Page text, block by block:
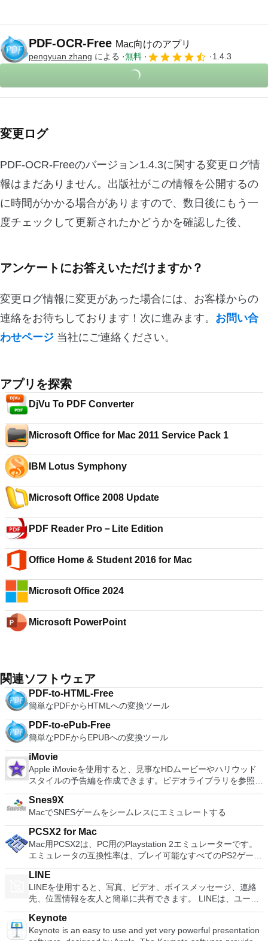
PDF-OCR-Free Mac向けのアプリ
pengyuan zhang による 無料 1.4.3
変更ログ
PDF-OCR-Freeのバージョン1.4.3に関する変更ログ情
報はまだありません。出版社がこの情報を公開するの
に時間がかかる場合がありますので、数日後にもう一
度チェックして更新されたかどうかを確認した後、
アンケートにお答えいただけますか？
変更ログ情報に変更があった場合には、お客様からの
連絡をお待ちしております！次に進みます。 お問い合
わせページ 当社にご連絡ください。
アプリを探索
DjVu To PDF Converter
Microsoft Office for Mac 2011 Service Pack 1
IBM Lotus Symphony
Microsoft Office 2008 Update
PDF Reader Pro－Lite Edition
Office Home & Student 2016 for Mac
Microsoft Office 2024
Microsoft PowerPoint
関連ソフトウェア
PDF-to-HTML-Free
簡単なPDFからHTMLへの変換ツール
PDF-to-ePub-Free
簡単なPDFからEPUBへの変換ツール
iMovie
Apple iMovieを使用すると、見事なHDムービーやハリウッド
スタイルの予告編を作成できます。ビデオライブラリを参照し
て、お気に入りのビデオを簡単に共有できます。ビデオは外部
デバイスからインポートして、簡単に微調整、再配置、編集し
てから、共有したりDVDに書き込んだりできます。 機能が含
まれます： 日付でサイドバーのイベントをソートするオプシ
ョン新しいタイトルのフォント、サイズ、色を変更するタイム
ラインのトランジションをダブルクリックして、継続時間を調
整しますイベント内のクリップの切り取りと回転調整バーを使
用して速度効果を追加する速度効果の出入りをスムーズに切り
替えるオプション
Snes9X
MacでSNESゲームをシームレスにエミュレートする
PCSX2 for Mac
Mac用PCSX2は、PC用のPlaystation 2エミュレーターです。
エミュレータの互換性率は、プレイ可能なすべてのPS2ゲーム
の80％以上を誇っています。かなり強力なコンピューターを
所有している場合、PCSX2 for Macは優れたエミュレーターで
す。また、このアプリケーションはローエンドコンピューター
のサポートも提供するため、Playstation 2コンソールのすべて
の所有者は、Macで動作するゲームを見ることができます。
Macエミュレーター用PCSX2を使用すると、PS2コントローラ
ーを使用して本物のプレイステーション体験をシミュレートで
LINE
LINEを使用すると、写真、ビデオ、ボイスメッセージ、連絡
先、位置情報を友人と簡単に共有できます。 LINEは、ユーザ
ーが他の多くのプラットフォームとともにMacやiOSの仲間の
ユーザーとやり取りできる唯一のサービスの1つです。 人気ア
ーティスト、有名人、ブランド、テレビ番組の最新ニュースと
Keynote
Keynote is an easy to use and yet very powerful presentation